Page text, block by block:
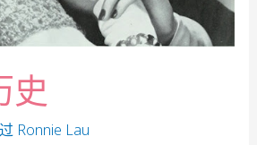
史
Ronnie Lau